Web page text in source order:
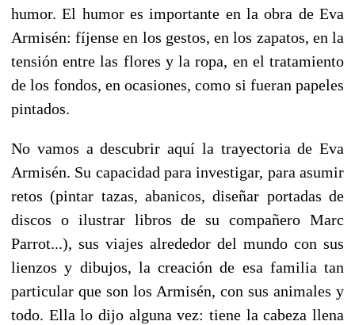
humor. El humor es importante en la obra de Eva
Armisén: fíjense en los gestos, en los zapatos, en la
tensión entre las flores y la ropa, en el tratamiento
de los fondos, en ocasiones, como si fueran papeles
pintados.
No vamos a descubrir aquí la trayectoria de Eva
Armisén. Su capacidad para investigar, para asumir
retos (pintar tazas, abanicos, diseñar portadas de
discos o ilustrar libros de su compañero Marc
Parrot...), sus viajes alrededor del mundo con sus
lienzos y dibujos, la creación de esa familia tan
particular que son los Armisén, con sus animales y
todo. Ella lo dijo alguna vez: tiene la cabeza llena